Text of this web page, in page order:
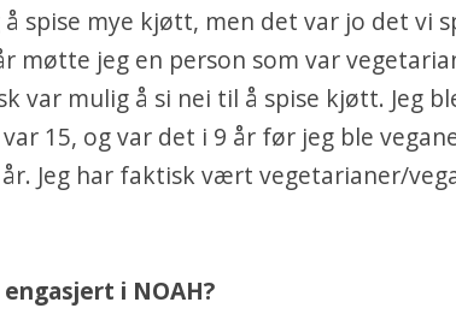
spise mye kjøtt, men det var jo det vi
møtte jeg en person som var
var mulig å si nei til å spise kjøtt. Jeg
15, og var det i 9 år før jeg ble
Jeg har faktisk vært vegetarianer/
i NOAH?